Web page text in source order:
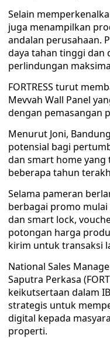
Selain
juga menampilkan
andalan perusahaan.
daya tahan tinggi dan
perlindungan
FORTRESS turut
Mevvah Wall Panel
dengan pemasangan
Menurut Joni,
potensial bagi
dan smart home
beberapa tahun
Selama pameran
berbagai promo
dan smart lock,
potongan harga
kirim untuk transaksi
National Sales
Saputra Perkasa
keikutsertaan dalam
strategis untuk
digital kepada
properti.